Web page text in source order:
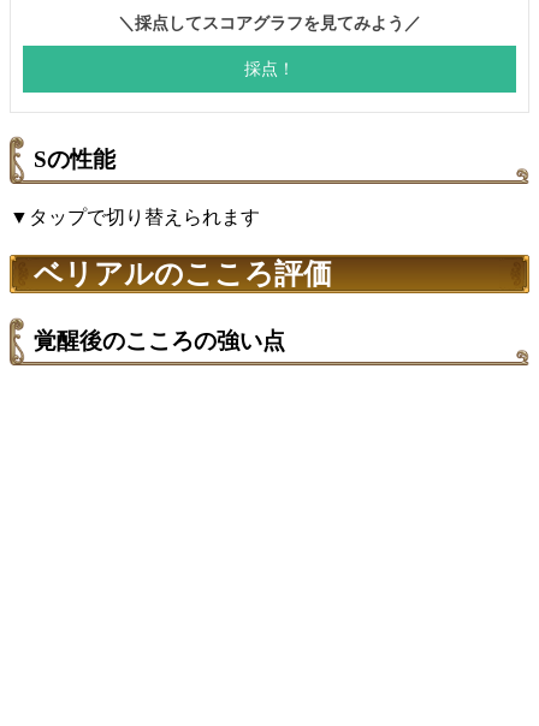
Sの性能
▼タップで切り替えられます
ベリアルのこころ評価
覚醒後のこころの強い点